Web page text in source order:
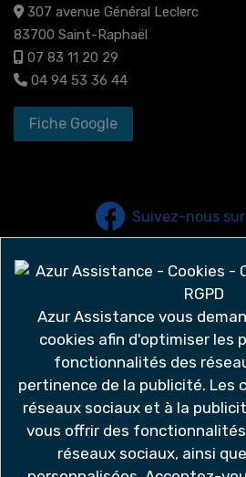
307 avenue Général Leclerc
83700 Saint-Raphaël
07 83 11 20 29
04 94 53 36 44
Fiche Google
Suivez-nous sur
Suivez-nous sur
Données personnelles- Mentions
Nous contacter
Nos principaux
Azur Assistance vous
cookies afin d'optimiser les
fonctionnalités des
pertinence de la publicité. Les
réseaux sociaux et à la
vous offrir des
réseaux sociaux, ainsi